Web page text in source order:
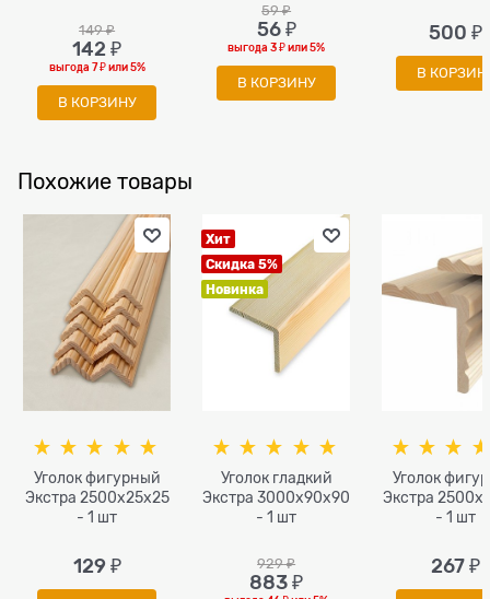
149 ₽
142 ₽
выгода 7 ₽или5%
В КОРЗИНУ
59 ₽
56 ₽
выгода3 ₽или5%
В КОРЗИНУ
500 ₽
В
Похожие товары
Уголок фигурный
Экстра 2500x25x25
- 1 шт
129 ₽
Хит
Скидка 5%
Новинка
Уголок гладкий
Экстра 3000x90x90
- 1 шт
929 ₽
883 ₽
Уголок
Экстра
- 1 шт
267 ₽